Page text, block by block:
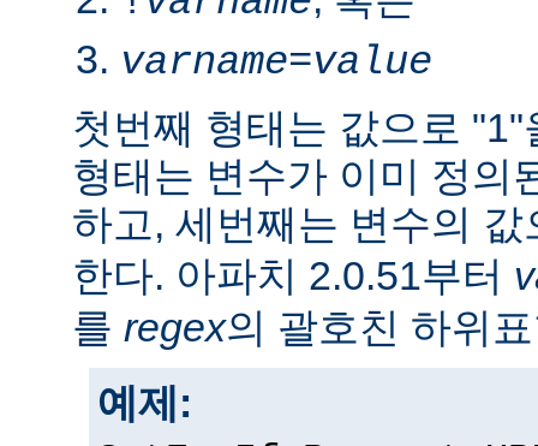
varname=value
첫번째 형태는 값으로
형태는 변수가 이미 정의
하고, 세번째는 변수의
한다. 아파치 2.0.51부터
를 regex의 괄호친 하위
예제: